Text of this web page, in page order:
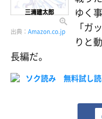
出典： Amazon.co.jp
ゆく
「ガ
りと
長編だ。
ソク読み 無料試し